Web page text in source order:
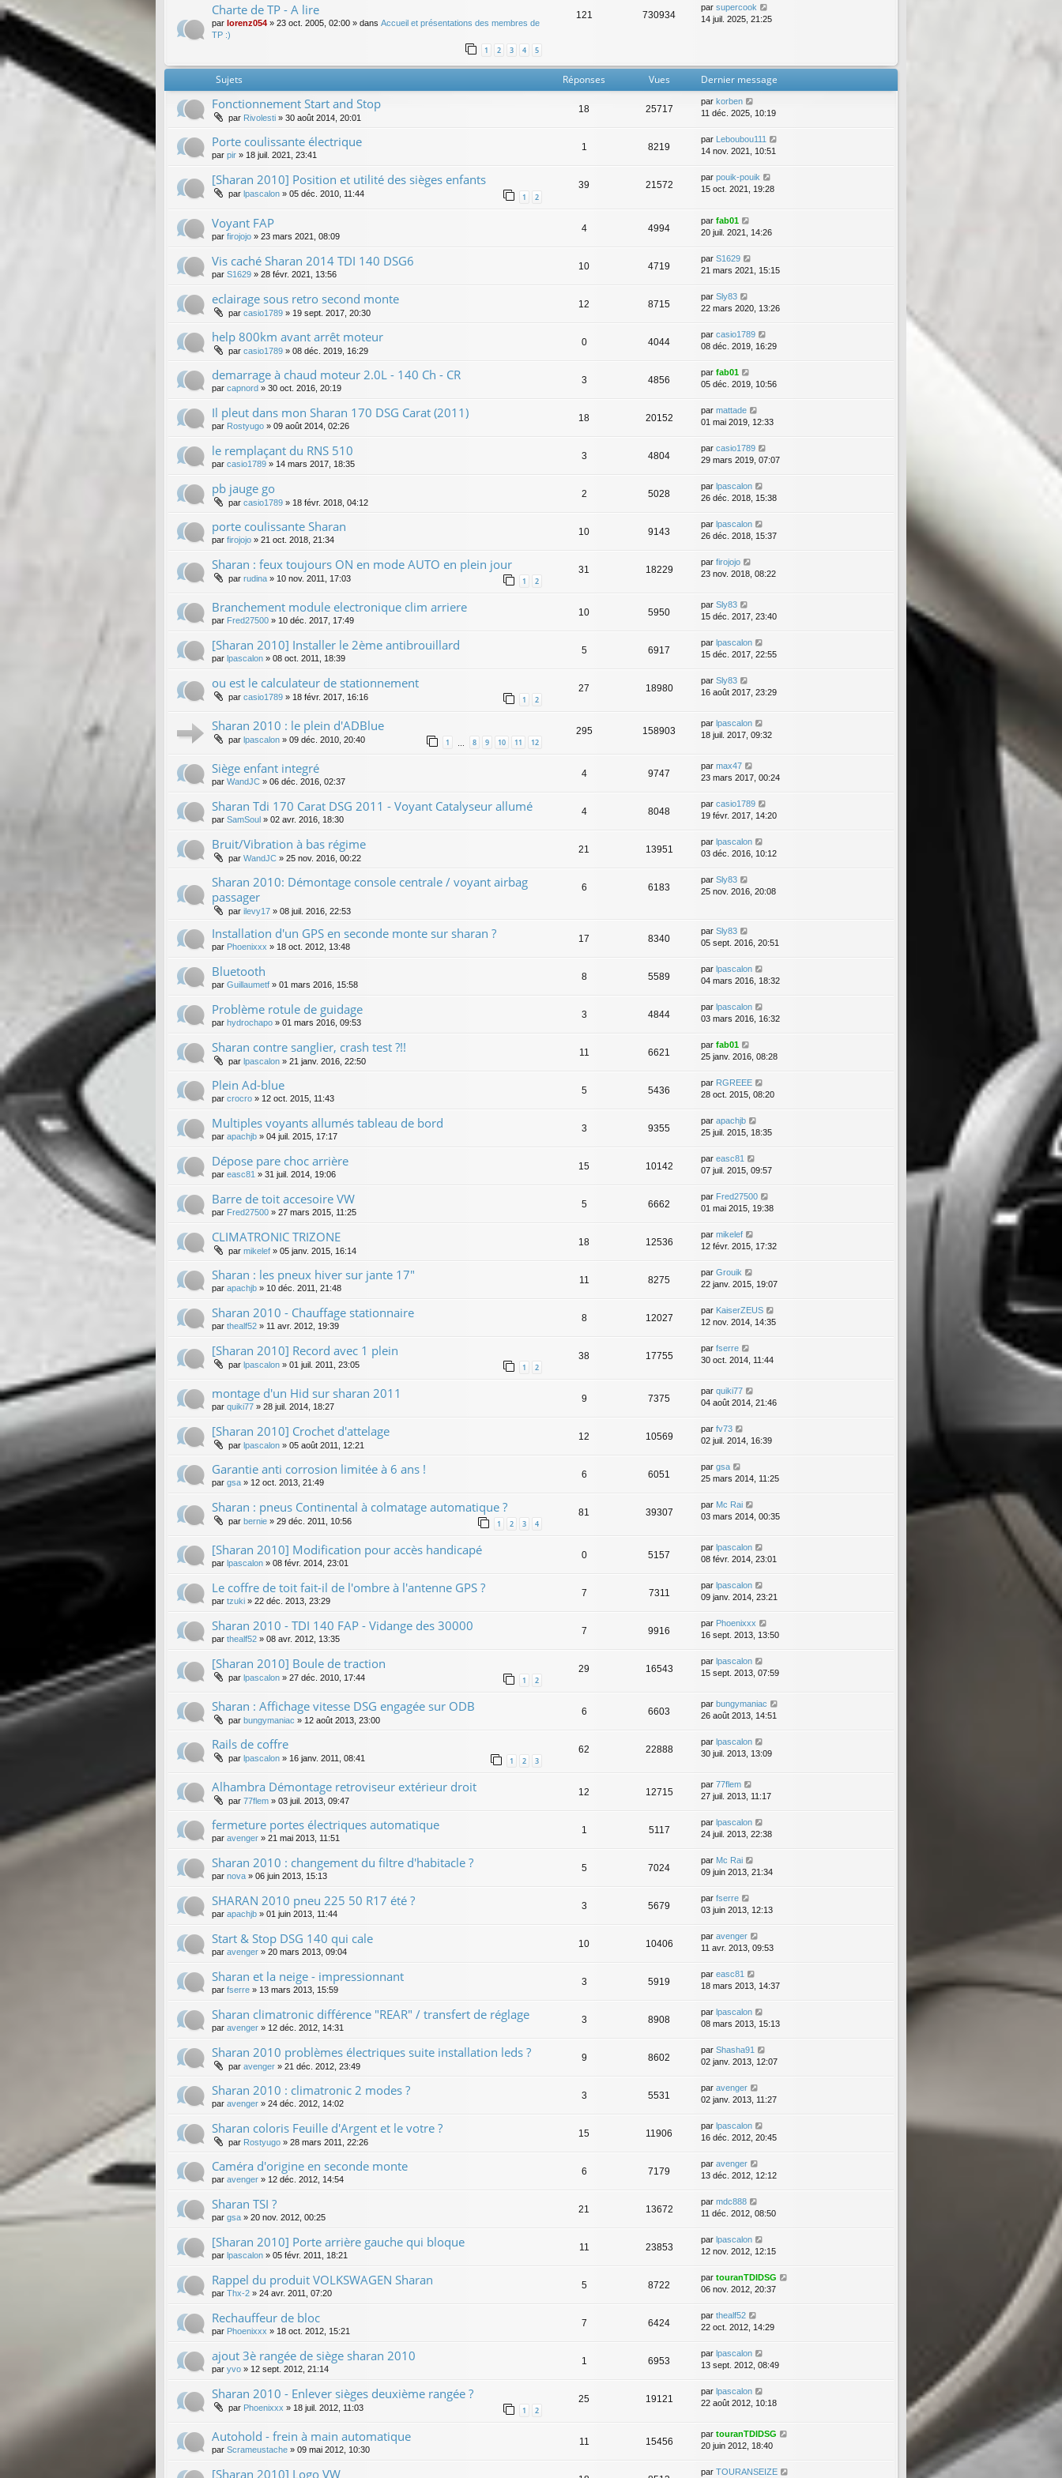
Charte de TP - A lire
par lorenz054 » 23 oct. 2005, 02:00 » dans Accueil et présentations des membres de
TP :)
1 2 3 4 5
121 730934
par supercook
14 juil. 2025, 21:25
Sujets Réponses Vues Dernier message
Fonctionnement Start and Stop
par Rivolesti » 30 août 2014, 20:01
18 25717
par korben
11 déc. 2025, 10:19
Porte coulissante électrique
par pir » 18 juil. 2021, 23:41
1 8219
par Leboubou111
14 nov. 2021, 10:51
[Sharan 2010] Position et utilité des sièges enfants
par lpascalon » 05 déc. 2010, 11:44 1 2
39 21572
par pouik-pouik
15 oct. 2021, 19:28
Voyant FAP
par firojojo » 23 mars 2021, 08:09
4 4994
par fab01
20 juil. 2021, 14:26
Vis caché Sharan 2014 TDI 140 DSG6
par S1629 » 28 févr. 2021, 13:56
10 4719
par S1629
21 mars 2021, 15:15
eclairage sous retro second monte
par casio1789 » 19 sept. 2017, 20:30
12 8715
par Sly83
22 mars 2020, 13:26
help 800km avant arrêt moteur
par casio1789 » 08 déc. 2019, 16:29
0 4044
par casio1789
08 déc. 2019, 16:29
demarrage à chaud moteur 2.0L - 140 Ch - CR
par capnord » 30 oct. 2016, 20:19
3 4856
par fab01
05 déc. 2019, 10:56
Il pleut dans mon Sharan 170 DSG Carat (2011)
par Rostyugo » 09 août 2014, 02:26
18 20152
par mattade
01 mai 2019, 12:33
le remplaçant du RNS 510
par casio1789 » 14 mars 2017, 18:35
3 4804
par casio1789
29 mars 2019, 07:07
pb jauge go
par casio1789 » 18 févr. 2018, 04:12
2 5028
par lpascalon
26 déc. 2018, 15:38
porte coulissante Sharan
par firojojo » 21 oct. 2018, 21:34
10 9143
par lpascalon
26 déc. 2018, 15:37
Sharan : feux toujours ON en mode AUTO en plein jour
par rudina » 10 nov. 2011, 17:03 1 2
31 18229
par firojojo
23 nov. 2018, 08:22
Branchement module electronique clim arriere
par Fred27500 » 10 déc. 2017, 17:49
10 5950
par Sly83
15 déc. 2017, 23:40
[Sharan 2010] Installer le 2ème antibrouillard
par lpascalon » 08 oct. 2011, 18:39
5 6917
par lpascalon
15 déc. 2017, 22:55
ou est le calculateur de stationnement
par casio1789 » 18 févr. 2017, 16:16 1 2
27 18980
par Sly83
16 août 2017, 23:29
Sharan 2010 : le plein d'ADBlue
par lpascalon » 09 déc. 2010, 20:40 1 8 9 10 11 12
295 158903
par lpascalon
18 juil. 2017, 09:32
Siège enfant integré
par WandJC » 06 déc. 2016, 02:37
4 9747
par max47
23 mars 2017, 00:24
Sharan Tdi 170 Carat DSG 2011 - Voyant Catalyseur allumé
par SamSoul » 02 avr. 2016, 18:30
4 8048
par casio1789
19 févr. 2017, 14:20
Bruit/Vibration à bas régime
par WandJC » 25 nov. 2016, 00:22
21 13951
par lpascalon
03 déc. 2016, 10:12
Sharan 2010: Démontage console centrale / voyant airbag
passager
par ilevy17 » 08 juil. 2016, 22:53
6 6183
par Sly83
25 nov. 2016, 20:08
Installation d'un GPS en seconde monte sur sharan ?
par Phoenixxx » 18 oct. 2012, 13:48
17 8340
par Sly83
05 sept. 2016, 20:51
Bluetooth
par Guillaumetf » 01 mars 2016, 15:58
8 5589
par lpascalon
04 mars 2016, 18:32
Problème rotule de guidage
par hydrochapo » 01 mars 2016, 09:53
3 4844
par lpascalon
03 mars 2016, 16:32
Sharan contre sanglier, crash test ?!!
par lpascalon » 21 janv. 2016, 22:50
11 6621
par fab01
25 janv. 2016, 08:28
Plein Ad-blue
par crocro » 12 oct. 2015, 11:43
5 5436
par RGREEE
28 oct. 2015, 08:20
Multiples voyants allumés tableau de bord
par apachjb » 04 juil. 2015, 17:17
3 9355
par apachjb
25 juil. 2015, 18:35
Dépose pare choc arrière
par easc81 » 31 juil. 2014, 19:06
15 10142
par easc81
07 juil. 2015, 09:57
Barre de toit accesoire VW
par Fred27500 » 27 mars 2015, 11:25
5 6662
par Fred27500
01 mai 2015, 19:38
CLIMATRONIC TRIZONE
par mikelef » 05 janv. 2015, 16:14
18 12536
par mikelef
12 févr. 2015, 17:32
Sharan : les pneux hiver sur jante 17"
par apachjb » 10 déc. 2011, 21:48
11 8275
par Grouik
22 janv. 2015, 19:07
Sharan 2010 - Chauffage stationnaire
par thealf52 » 11 avr. 2012, 19:39
8 12027
par KaiserZEUS
12 nov. 2014, 14:35
[Sharan 2010] Record avec 1 plein
par lpascalon » 01 juil. 2011, 23:05 1 2
38 17755
par fserre
30 oct. 2014, 11:44
montage d'un Hid sur sharan 2011
par quiki77 » 28 juil. 2014, 18:27
9 7375
par quiki77
04 août 2014, 21:46
[Sharan 2010] Crochet d'attelage
par lpascalon » 05 août 2011, 12:21
12 10569
par fv73
02 juil. 2014, 16:39
Garantie anti corrosion limitée à 6 ans !
par gsa » 12 oct. 2013, 21:49
6 6051
par gsa
25 mars 2014, 11:25
Sharan : pneus Continental à colmatage automatique ?
par bernie » 29 déc. 2011, 10:56 1 2 3 4
81 39307
par Mc Rai
03 mars 2014, 00:35
[Sharan 2010] Modification pour accès handicapé
par lpascalon » 08 févr. 2014, 23:01
0 5157
par lpascalon
08 févr. 2014, 23:01
Le coffre de toit fait-il de l'ombre à l'antenne GPS ?
par tzuki » 22 déc. 2013, 23:29
7 7311
par lpascalon
09 janv. 2014, 23:21
Sharan 2010 - TDI 140 FAP - Vidange des 30000
par thealf52 » 08 avr. 2012, 13:35
7 9916
par Phoenixxx
16 sept. 2013, 13:50
[Sharan 2010] Boule de traction
par lpascalon » 27 déc. 2010, 17:44 1 2
29 16543
par lpascalon
15 sept. 2013, 07:59
Sharan : Affichage vitesse DSG engagée sur ODB
par bungymaniac » 12 août 2013, 23:00
6 6603
par bungymaniac
26 août 2013, 14:51
Rails de coffre
par lpascalon » 16 janv. 2011, 08:41 1 2 3
62 22888
par lpascalon
30 juil. 2013, 13:09
Alhambra Démontage retroviseur extérieur droit
par 77flem » 03 juil. 2013, 09:47
12 12715
par 77flem
27 juil. 2013, 11:17
fermeture portes électriques automatique
par avenger » 21 mai 2013, 11:51
1 5117
par lpascalon
24 juil. 2013, 22:38
Sharan 2010 : changement du filtre d'habitacle ?
par nova » 06 juin 2013, 15:13
5 7024
par Mc Rai
09 juin 2013, 21:34
SHARAN 2010 pneu 225 50 R17 été ?
par apachjb » 01 juin 2013, 11:44
3 5679
par fserre
03 juin 2013, 12:13
Start & Stop DSG 140 qui cale
par avenger » 20 mars 2013, 09:04
10 10406
par avenger
11 avr. 2013, 09:53
Sharan et la neige - impressionnant
par fserre » 13 mars 2013, 15:59
3 5919
par easc81
18 mars 2013, 14:37
Sharan climatronic différence "REAR" / transfert de réglage
par avenger » 12 déc. 2012, 14:31
3 8908
par lpascalon
08 mars 2013, 15:13
Sharan 2010 problèmes électriques suite installation leds ?
par avenger » 21 déc. 2012, 23:49
9 8602
par Shasha91
02 janv. 2013, 12:07
Sharan 2010 : climatronic 2 modes ?
par avenger » 24 déc. 2012, 14:02
3 5531
par avenger
02 janv. 2013, 11:27
Sharan coloris Feuille d'Argent et le votre ?
par Rostyugo » 28 mars 2011, 22:26
15 11906
par lpascalon
16 déc. 2012, 20:45
Caméra d'origine en seconde monte
par avenger » 12 déc. 2012, 14:54
6 7179
par avenger
13 déc. 2012, 12:12
Sharan TSI ?
par gsa » 20 nov. 2012, 00:25
21 13672
par mdc888
11 déc. 2012, 08:50
[Sharan 2010] Porte arrière gauche qui bloque
par lpascalon » 05 févr. 2011, 18:21
11 23853
par lpascalon
12 nov. 2012, 12:15
Rappel du produit VOLKSWAGEN Sharan
par Thx-2 » 24 avr. 2011, 07:20
5 8722
par touranTDIDSG
06 nov. 2012, 20:37
Rechauffeur de bloc
par Phoenixxx » 18 oct. 2012, 15:21
7 6424
par thealf52
22 oct. 2012, 14:29
ajout 3è rangée de siège sharan 2010
par yvo » 12 sept. 2012, 21:14
1 6953
par lpascalon
13 sept. 2012, 08:49
Sharan 2010 - Enlever sièges deuxième rangée ?
par Phoenixxx » 18 juil. 2012, 11:03 1 2
25 19121
par lpascalon
22 août 2012, 10:18
Autohold - frein à main automatique
par Scrameustache » 09 mai 2012, 10:30
11 15456
par touranTDIDSG
20 juin 2012, 18:40
[Sharan 2010] Logo VW par TOURANSEIZE